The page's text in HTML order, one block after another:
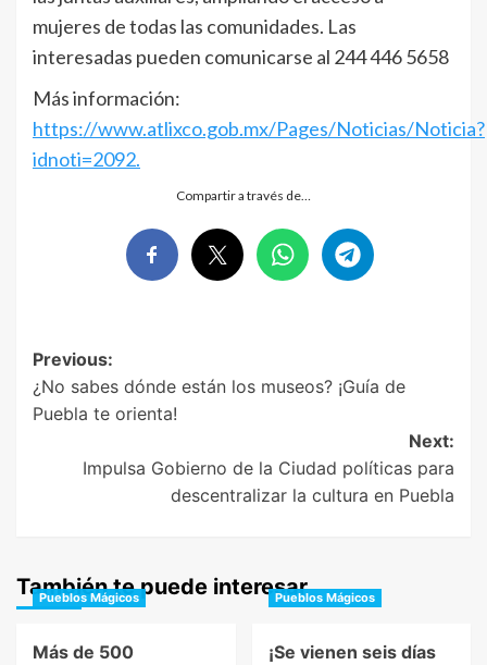
mujeres de todas las comunidades. Las
interesadas pueden comunicarse al 244 446 5658
Más información:
https://www.atlixco.gob.mx/Pages/Noticias/Noticia?
idnoti=2092.
Compartir a través de…
Post
navigation
Previous:
¿No sabes dónde están los museos? ¡Guía de
Puebla te orienta!
Next:
Impulsa Gobierno de la Ciudad políticas para
descentralizar la cultura en Puebla
También te puede interesar
Pueblos Mágicos
Más de 500
Pueblos Mágicos
¡Se vienen seis días